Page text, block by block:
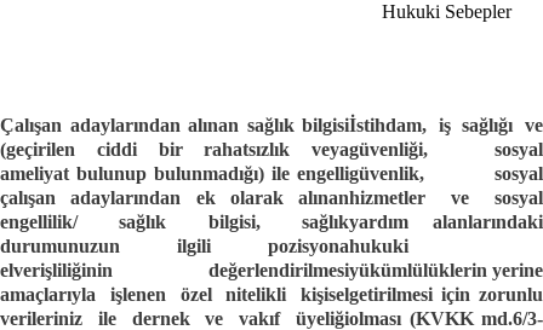
Hukuki Sebepler
Çalışan adaylarından alınan sağlık bilgisi
(geçirilen ciddi bir rahatsızlık veya
ameliyat bulunup bulunmadığı) ile engelli
çalışan adaylarından ek olarak alınan
engellilik/ sağlık bilgisi, sağlık
durumunuzun ilgili pozisyona
elverişliliğinin değerlendirilmesi
amaçlarıyla işlenen özel nitelikli kişisel
verileriniz ile dernek ve vakıf üyeliği
İstihdam, iş sağlığı ve
güvenliği, sosyal
güvenlik, sosyal
hizmetler ve sosyal
yardım alanlarındaki
hukuki
yükümlülüklerin yerine
getirilmesi için zorunlu
olması (KVKK md.6/3-